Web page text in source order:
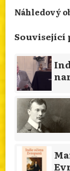
Náhledový
Související